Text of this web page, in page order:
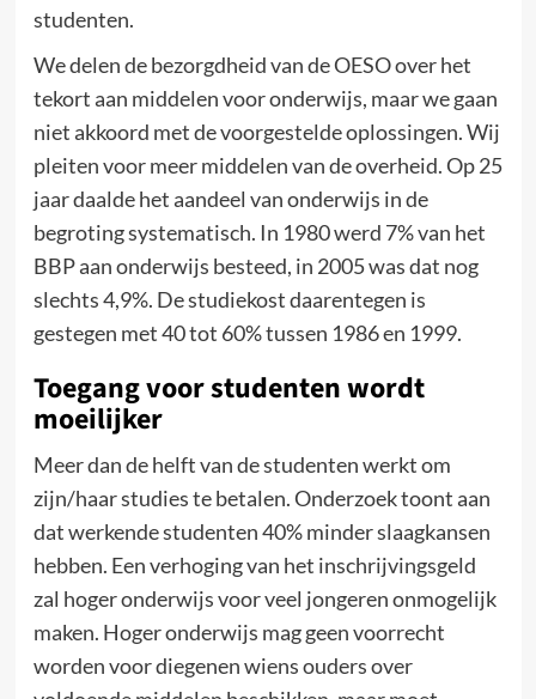
studenten.
We delen de bezorgdheid van de OESO over het
tekort aan middelen voor onderwijs, maar we gaan
niet akkoord met de voorgestelde oplossingen. Wij
pleiten voor meer middelen van de overheid. Op 25
jaar daalde het aandeel van onderwijs in de
begroting systematisch. In 1980 werd 7% van het
BBP aan onderwijs besteed, in 2005 was dat nog
slechts 4,9%. De studiekost daarentegen is
gestegen met 40 tot 60% tussen 1986 en 1999.
Toegang voor studenten wordt
moeilijker
Meer dan de helft van de studenten werkt om
zijn/haar studies te betalen. Onderzoek toont aan
dat werkende studenten 40% minder slaagkansen
hebben. Een verhoging van het inschrijvingsgeld
zal hoger onderwijs voor veel jongeren onmogelijk
maken. Hoger onderwijs mag geen voorrecht
worden voor diegenen wiens ouders over